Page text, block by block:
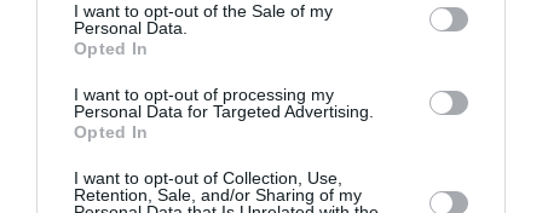
I want to opt-out of the Sale of my
Personal Data.
Opted In
I want to opt-out of processing my
Personal Data for Targeted Advertising.
Opted In
I want to opt-out of Collection, Use,
Retention, Sale, and/or Sharing of my
Σχετικά Άρθρα